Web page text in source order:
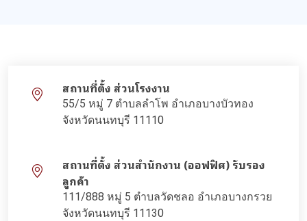
สถานที่ตั้ง ส่วนโรงงาน
55/5 หมู่ 7 ตำบลลำโพ อำเภอบางบัวทอง
จังหวัดนนทบุรี 11110
สถานที่ตั้ง ส่วนสำนักงาน (ออฟฟิศ) รับรอง
ลูกค้า
111/888 หมู่ 5 ตำบลวัดชลอ อำเภอบางกรวย
จังหวัดนนทบุรี 11130